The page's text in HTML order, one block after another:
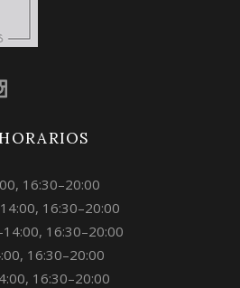
16:30–20:00
16:30–20:00
16:30–20:00
16:30–20:00
16:30–20:00